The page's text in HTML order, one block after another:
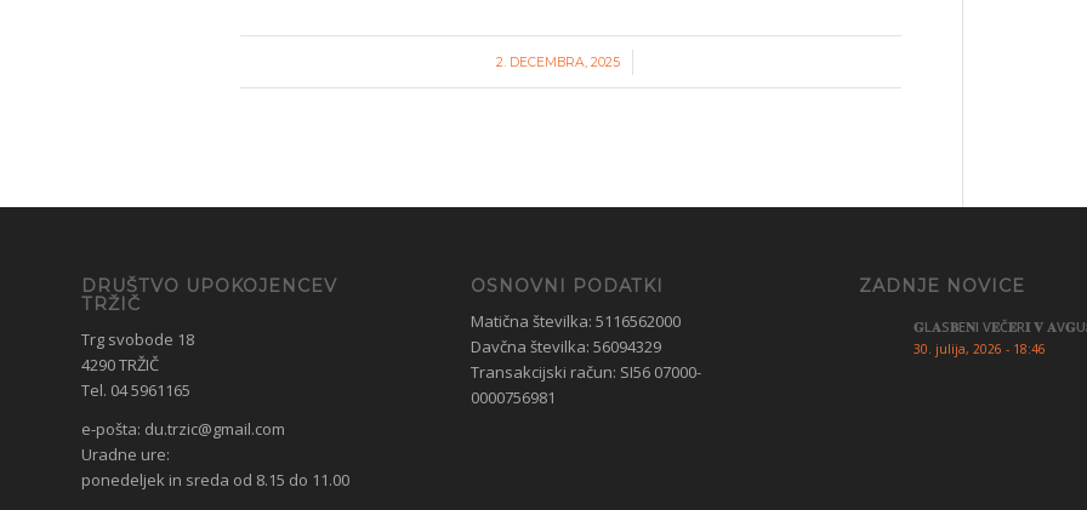
2. DECEMBRA, 2025
/
DRUŠTVO UPOKOJENCEV
TRŽIČ
Trg svobode 18
4290 TRŽIČ
Tel. 04 5961165
e-pošta: du.trzic@gmail.com
Uradne ure:
ponedeljek in sreda od 8.15 do 11.00
OSNOVNI PODATKI
Matična številka: 5116562000
Davčna številka: 56094329
Transakcijski račun: SI56 07000-
0000756981
ZADNJE NOVICE
𝐆L𝐀S𝐁E𝐍I V𝐄Č𝐄R𝐈 𝐕
30. julija, 2026 - 18:46